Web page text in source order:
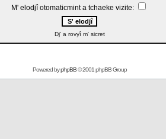
M' elodjî otomaticmint a tchaeke vizite:
Dj' a rovyî m' sicret
Powered byphpBB© 2001 phpBB Group